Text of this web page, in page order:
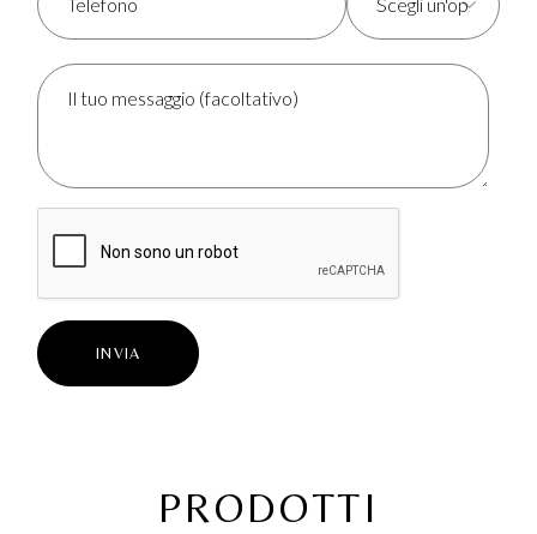
INVIA
PRODOTTI